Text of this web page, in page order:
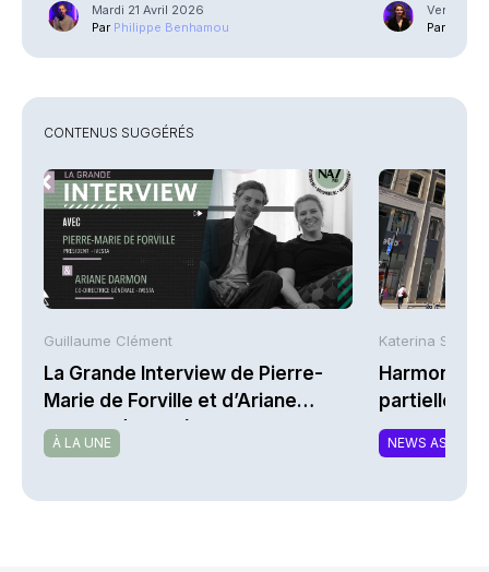
Mardi 21 Avril 2026
Par Philippe Benhamou
Vendredi
Par
CONTENUS SUGGÉRÉS
Guillaume Clément
La Grande Interview de Pierre-
Marie de Forville et d’Ariane
Darmon (Ivesta)
À LA UNE
Katerina
Harmonie
partielle du
MTCAT
NEWS